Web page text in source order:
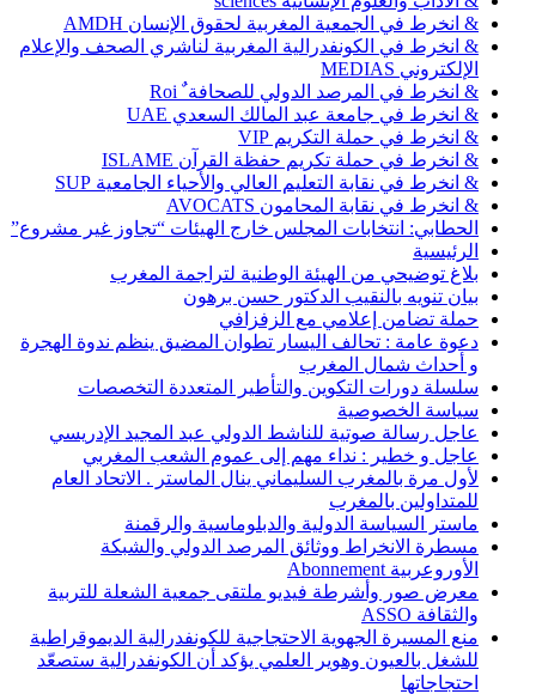
& انخرط في الجمعية المغربية لحقوق الإنسان AMDH
& انخرط في الكونفدرالية المغربية لناشري الصحف والإعلام
الإلكتروني MEDIAS
& انخرط في المرصد الدولي للصحافة ٌ Roi
& انخرط في جامعة عبد المالك السعدي UAE
& انخرط في حملة التكريم VIP
& انخرط في حملة تكريم حفظة القرآن ISLAME
& انخرط في نقابة التعليم العالي والأحياء الجامعية SUP
& انخرط في نقابة المحامون AVOCATS
الحطابي: انتخابات المجلس خارج الهيئات “تجاوز غير مشروع”
الرئيسية
بلاغ توضيحي من الهيئة الوطنية لتراجمة المغرب
بيان تنويه بالنقيب الدكتور حسن برهون
حملة تضامن إعلامي مع الزفزافي
دعوة عامة : تحالف اليسار تطوان المضيق ينظم ندوة الهجرة
و أحداث شمال المغرب
سلسلة دورات التكوين والتأطير المتعددة التخصصات
سياسة الخصوصية
عاجل رسالة صوتية للناشط الدولي عبد المجيد الإدريسي
عاجل و خطير : نداء مهم إلى عموم الشعب المغربي
لأول مرة بالمغرب السليماني ينال الماستر . الاتحاد العام
للمتداولين بالمغرب
ماستر السياسة الدولية والدبلوماسية والرقمنة
مسطرة الانخراط ووثائق المرصد الدولي والشبكة
الأوروعربية Abonnement
معرض صور وأشرطة فيديو ملتقى جمعية الشعلة للتربية
والثقافة ASSO
منع المسيرة الجهوية الاحتجاجية للكونفدرالية الديموقراطية
للشغل بالعيون وهوير العلمي يؤكد أن الكونفدرالية ستصعّد
احتجاجاتها